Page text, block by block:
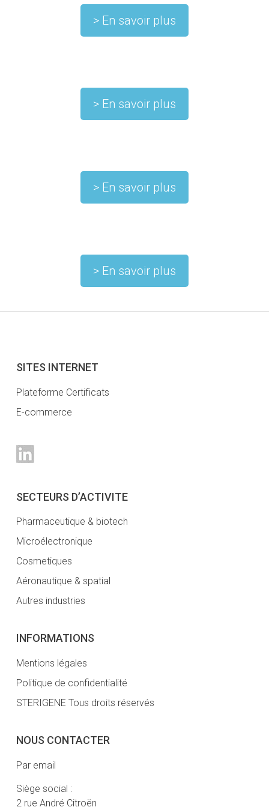
> En savoir plus
> En savoir plus
> En savoir plus
> En savoir plus
SITES INTERNET
Plateforme Certificats
E-commerce
SECTEURS D’ACTIVITE
Pharmaceutique & biotech
Microélectronique
Cosmetiques
Aéronautique & spatial
Autres industries
INFORMATIONS
Mentions légales
Politique de confidentialité
STERIGENE Tous droits réservés
NOUS CONTACTER
Par email
Siège social :
2 rue André Citroën